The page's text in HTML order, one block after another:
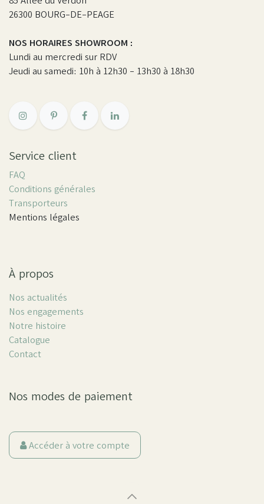
26300 BOURG-DE-PEAGE
NOS HORAIRES SHOWROOM :
Lundi au mercredi sur RDV
Jeudi au samedi: 10h à 12h30 - 13h30 à 18h30
Service client
FAQ
Conditions générales
Transporteurs
Mentions légales
À propos
Nos actualités
Nos engagements
Notre histoire
Catalogue
Contact
Nos modes de paiement
Accéder à votre compte